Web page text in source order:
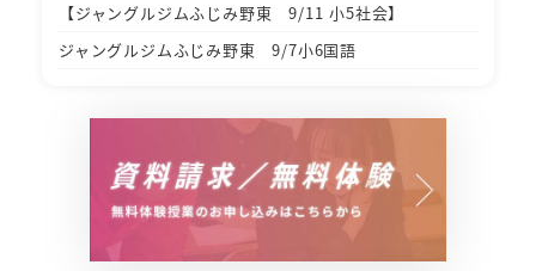
【ジャングルジムふじみ野東 9/11 小5社会】
ジャングルジムふじみ野東 9/7小6国語